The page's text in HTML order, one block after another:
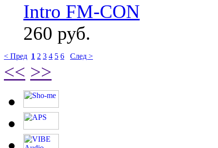
Intro FM-CON
260 руб.
< Пред 1 2 3 4 5 6 След >
<< >>